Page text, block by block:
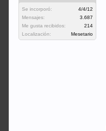
Se incorporó:
4/4/12
Mensajes:
3.687
Me gusta recibidos:
214
Localización:
Mesetario